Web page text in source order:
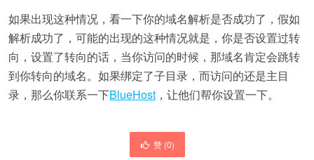
如果出现这种情况，看一下你的域名解析是否成功了，假如
解析成功了，可能的出现的这种情况就是，你是否设置过转
向，设置了转向的话，当你访问的时候，那域名肯定会跳转
到你转向的域名。如果绑定了子目录，而访问的还是主目
录，那么你联系一下BlueHost ，让他们帮你设置一下。
赞 (0)